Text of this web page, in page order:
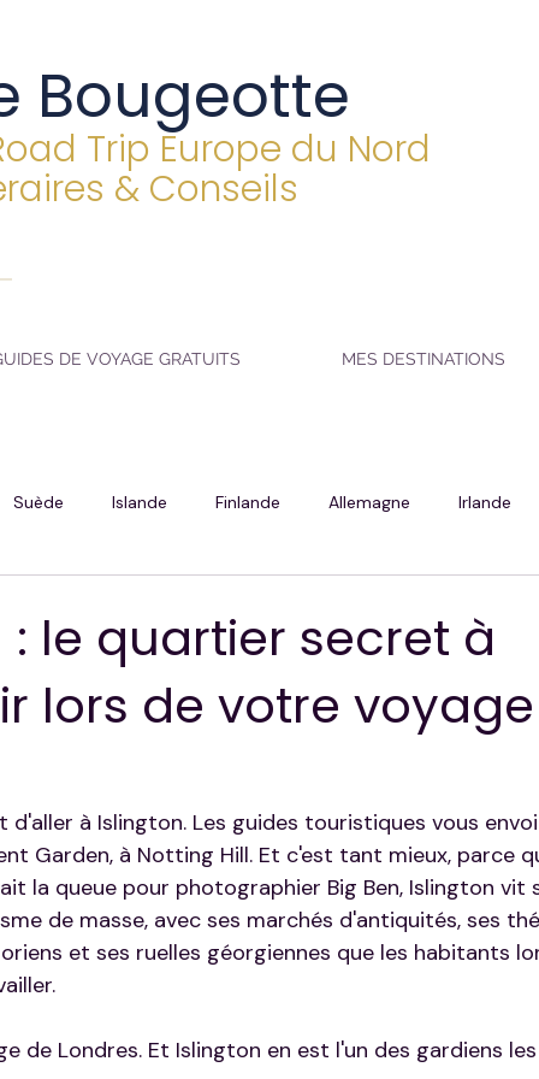
Bougeotte
Trip Europe du Nord
& Conseils
DE VOYAGE GRATUITS MES DESTINATIONS
Suède Islande Finlande Allemagne Irlande
le quartier secret à
lors de votre
d'aller à Islington. Les guides touristiques vous
Garden, à Notting Hill. Et c'est tant mieux, parce
la queue pour photographier Big Ben, Islington vit
de masse, avec ses marchés d'antiquités, ses
et ses ruelles géorgiennes que les habitants
de Londres. Et Islington en est l'un des gardiens